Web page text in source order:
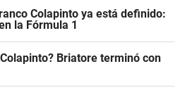
Colapinto ya está definido:
la Fórmula 1
Briatore terminó con